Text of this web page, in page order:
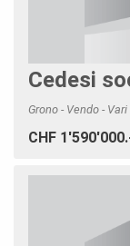
Cedesi
Grono - Vendo - Vari
CHF